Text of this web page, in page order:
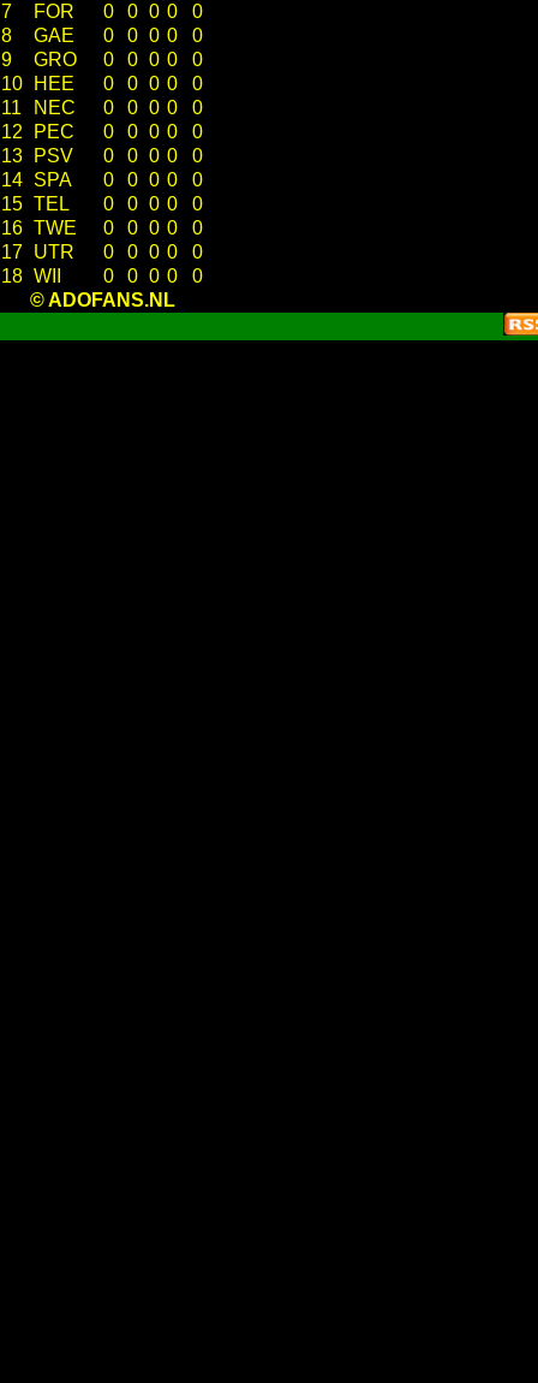
7
FOR 0 0 0 0
0
8
GAE 0 0 0 0
0
9
GRO 0 0 0 0
0
10
HEE 0 0 0 0
0
11
NEC 0 0 0 0
0
12
PEC 0 0 0 0
0
13
PSV 0 0 0 0
0
14 SPA 0 0 0 0
0
15 TEL 0 0 0 0
0
16 TWE 0 0 0 0
0
17 UTR 0 0 0 0
0
18 WII 0 0 0 0
0
© ADOFANS.NL